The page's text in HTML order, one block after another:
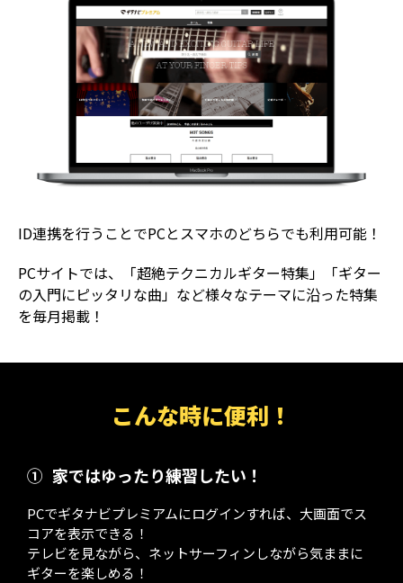
ID連携を行うことでPCとスマホのどちらでも利用可能！
PCサイトでは、「超絶テクニカルギター特集」「ギター
の入門にピッタリな曲」など様々なテーマに沿った特集
を毎月掲載！
こんな時に便利！
① 家ではゆったり練習したい！
PCでギタナビプレミアムにログインすれば、大画面でス
コアを表示できる！
テレビを見ながら、ネットサーフィンしながら気ままに
ギターを楽しめる！